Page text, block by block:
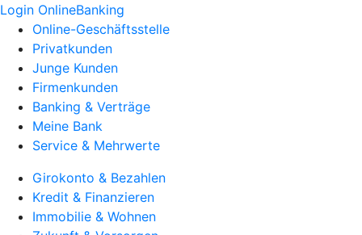
Login OnlineBanking
Online-Geschäftsstelle
Privatkunden
Junge Kunden
Firmenkunden
Banking & Verträge
Meine Bank
Service & Mehrwerte
Girokonto & Bezahlen
Kredit & Finanzieren
Immobilie & Wohnen